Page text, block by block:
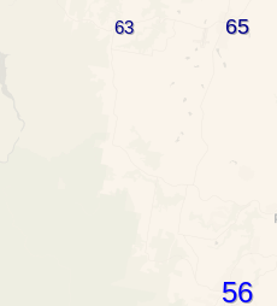
63 65
56